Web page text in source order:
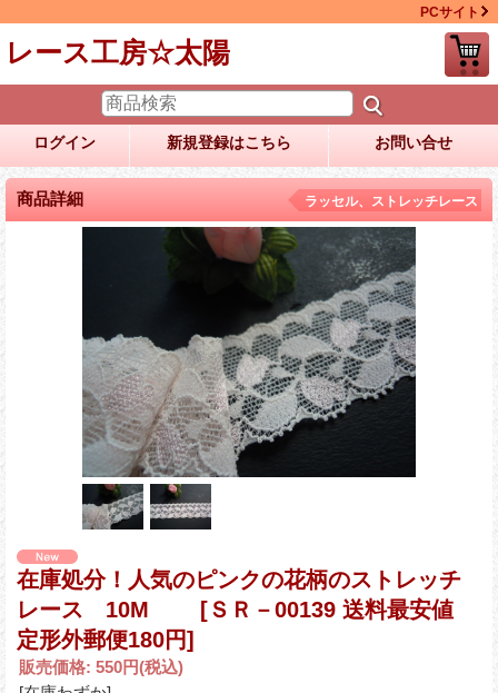
PCサイト
レース工房☆太陽
ログイン 新規登録はこちら お問い合せ
商品詳細 ラッセル、ストレッチレース
在庫処分！人気のピンクの花柄のストレッチ
レース 10M [ＳＲ－00139 送料最安値
定形外郵便180円]
販売価格: 550円(税込)